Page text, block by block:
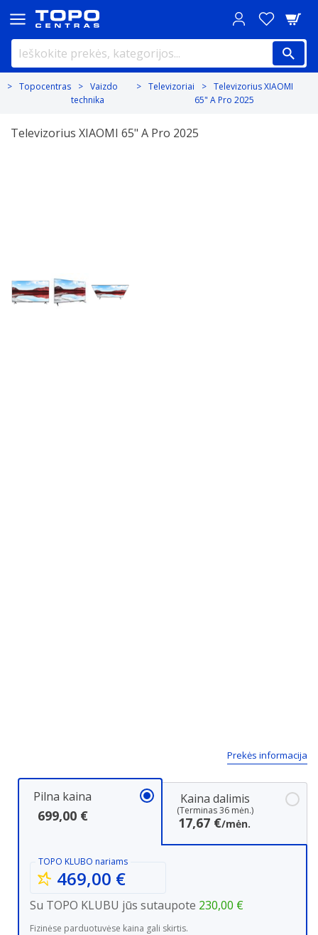
Topocentras
Vaizdo
technika
Televizoriai
Televizorius XIAOMI
65" A Pro 2025
Televizorius XIAOMI 65" A Pro 2025
Prekės informacija
Pilna kaina
699,00 €
Kaina dalimis
(Terminas 36 mėn.)
17,67 €/mėn.
TOPO KLUBO nariams
469,00 €
Su TOPO KLUBU jūs sutaupote 230,00 €
Fizinėse parduotuvėse kaina gali skirtis.